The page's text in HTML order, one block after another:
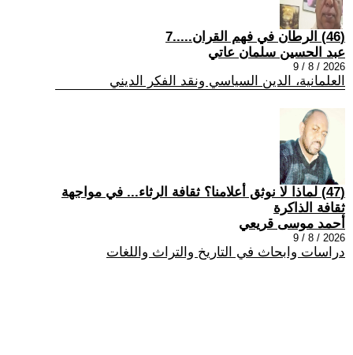
(46) الرطان في فهم القران.....7
عبد الحسين سلمان عاتي
2026 / 8 / 9
العلمانية، الدين السياسي ونقد الفكر الديني
(47) لماذا لا نوثق أعلامنا؟ ثقافة الرثاء... في مواجهة
ثقافة الذاكرة
أحمد موسى قريعي
2026 / 8 / 9
دراسات وابحاث في التاريخ والتراث واللغات